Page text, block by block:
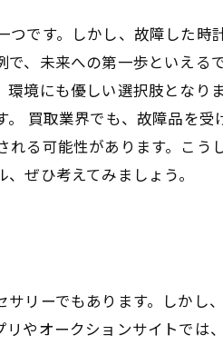
です。しかし、故障した時
、未来への第一歩といえる
境にも優しい選択肢となり
買取業界でも、故障品を
る可能性があります。こう
ぜひ考えてみましょう。
リーでもあります。しかし
やオークションサイトでは